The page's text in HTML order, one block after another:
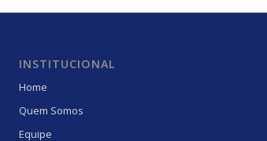
INSTITUCIONAL
Home
Quem Somos
Equipe